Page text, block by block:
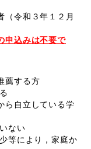
令和３年１２月
申込みは不要で
する方
自立している学
ない
により，家庭か